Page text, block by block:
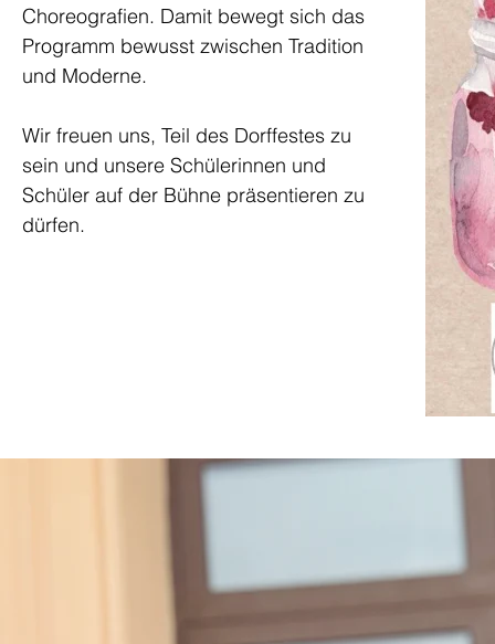
Choreografien. Damit bewegt sich das
Programm bewusst zwischen Tradition
und Moderne.
Wir freuen uns, Teil des Dorffestes zu
sein und unsere Schülerinnen und
Schüler auf der Bühne präsentieren zu
dürfen.